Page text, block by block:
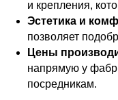
и крепления,
Эстетика и
позволяет
Цены
напрямую у
посредникам.